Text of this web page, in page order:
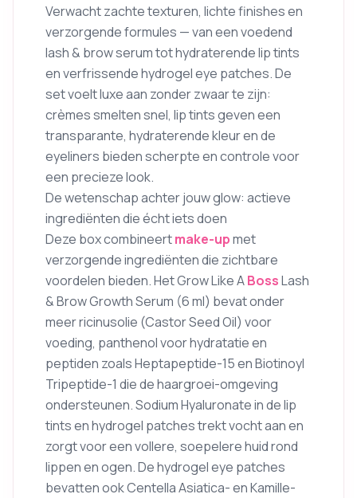
Verwacht zachte texturen, lichte finishes en
verzorgende formules — van een voedend
lash & brow serum tot hydraterende lip tints
en verfrissende hydrogel eye patches. De
set voelt luxe aan zonder zwaar te zijn:
crèmes smelten snel, lip tints geven een
transparante, hydraterende kleur en de
eyeliners bieden scherpte en controle voor
een precieze look.
De wetenschap achter jouw glow: actieve
ingrediënten die écht iets doen
Deze box combineertmake-upmet
verzorgende ingrediënten die zichtbare
voordelen bieden. Het Grow Like ABossLash
& Brow Growth Serum (6 ml) bevat onder
meer ricinusolie (Castor Seed Oil) voor
voeding, panthenol voor hydratatie en
peptiden zoals Heptapeptide-15 en Biotinoyl
Tripeptide-1 die de haargroei-omgeving
ondersteunen. Sodium Hyaluronate in de lip
tints en hydrogel patches trekt vocht aan en
zorgt voor een vollere, soepelere huid rond
lippen en ogen. De hydrogel eye patches
bevatten ook Centella Asiatica- en Kamille-